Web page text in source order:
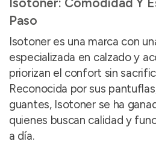
Paso
Isotoner es una marca con
especializada en calzado y
priorizan el confort sin
Reconocida por sus
guantes, Isotoner se ha
quienes buscan calidad y
a día.